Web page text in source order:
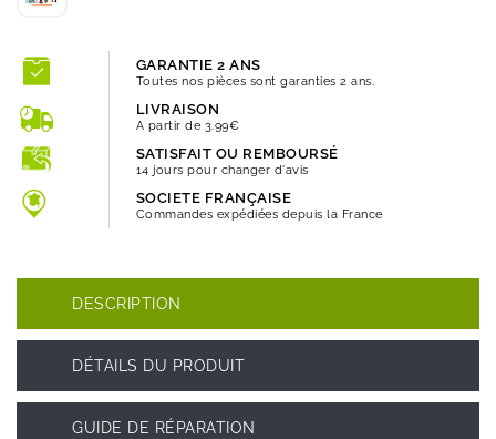
GARANTIE 2 ANS
Toutes nos pièces sont garanties 2 ans.
LIVRAISON
A partir de 3.99€
SATISFAIT OU REMBOURSÉ
14 jours pour changer d'avis
SOCIETE FRANÇAISE
Commandes expédiées depuis la France
DESCRIPTION
DÉTAILS DU PRODUIT
GUIDE DE RÉPARATION